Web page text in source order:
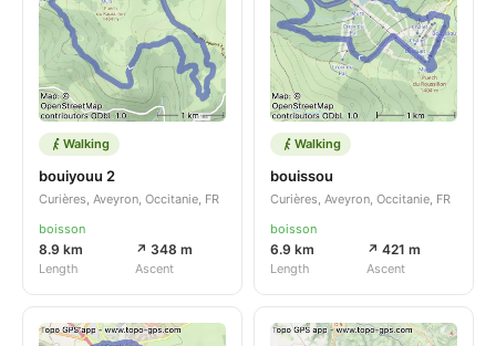
Walking
bouiyouu 2
Curières, Aveyron, Occitanie, FR
boisson
8.9 km
Length
↗ 348 m
Ascent
Walking
bouissou
Curières, Aveyron, Occitanie, FR
boisson
6.9 km
Length
↗ 421 m
Ascent